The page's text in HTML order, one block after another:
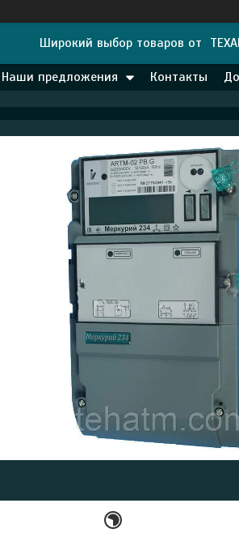
Широкий выбор товаров от
Наши предложения Контакты